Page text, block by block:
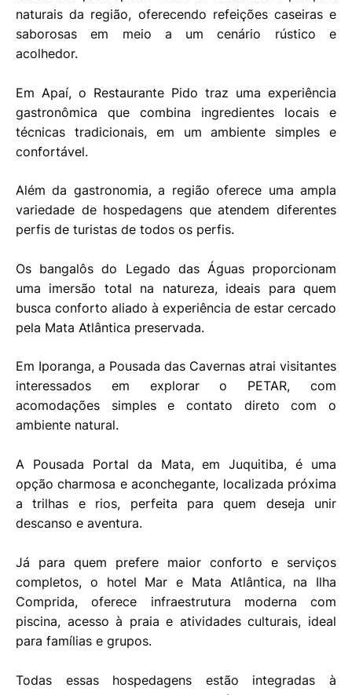
naturais da região, oferecendo refeições caseiras e
saborosas em meio a um cenário rústico e
acolhedor.
Em Apaí, o Restaurante Pido traz uma experiência
gastronômica que combina ingredientes locais e
técnicas tradicionais, em um ambiente simples e
confortável.
Além da gastronomia, a região oferece uma ampla
variedade de hospedagens que atendem diferentes
perfis de turistas de todos os perfis.
Os bangalôs do Legado das Águas proporcionam
uma imersão total na natureza, ideais para quem
busca conforto aliado à experiência de estar cercado
pela Mata Atlântica preservada.
Em Iporanga, a Pousada das Cavernas atrai visitantes
interessados em explorar o PETAR, com
acomodações simples e contato direto com o
ambiente natural.
A Pousada Portal da Mata, em Juquitiba, é uma
opção charmosa e aconchegante, localizada próxima
a trilhas e rios, perfeita para quem deseja unir
descanso e aventura.
Já para quem prefere maior conforto e serviços
completos, o hotel Mar e Mata Atlântica, na Ilha
Comprida, oferece infraestrutura moderna com
piscina, acesso à praia e atividades culturais, ideal
para famílias e grupos.
Todas essas hospedagens estão integradas à